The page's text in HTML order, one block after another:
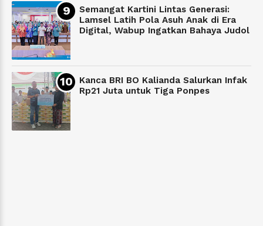
Semangat Kartini Lintas Generasi:
Lamsel Latih Pola Asuh Anak di Era
Digital, Wabup Ingatkan Bahaya Judol
Kanca BRI BO Kalianda Salurkan Infak
Rp21 Juta untuk Tiga Ponpes